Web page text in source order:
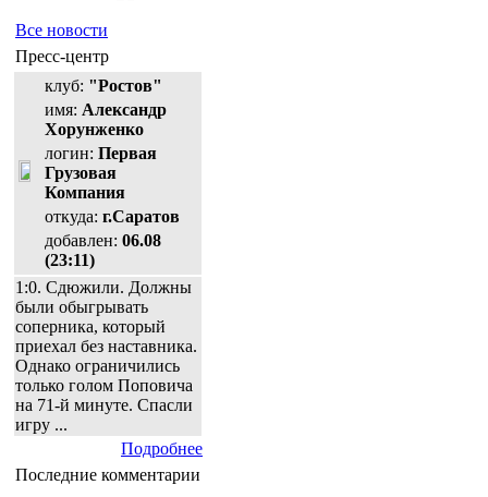
Все новости
Пресс-центр
клуб: "Ростов"
имя: Александр
Хорунженко
логин: Первая
Грузовая
Компания
откуда: г.Саратов
добавлен: 06.08
(23:11)
1:0. Сдюжили. Должны
были обыгрывать
соперника, который
приехал без наставника.
Однако ограничились
только голом Поповича
на 71-й минуте. Спасли
игру ...
Подробнее
Последние комментарии